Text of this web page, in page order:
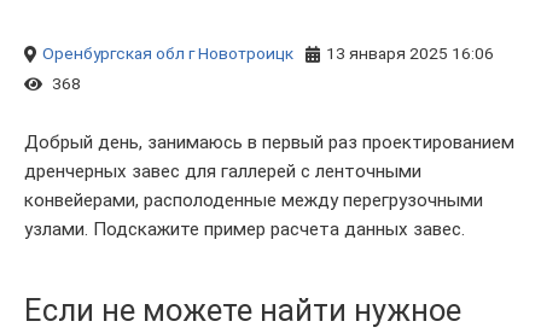
Оренбургская обл г Новотроицк
13 января 2025 16:06
368
Добрый день, занимаюсь в первый раз проектированием
дренчерных завес для галлерей с ленточными
конвейерами, располоденные между перегрузочными
узлами. Подскажите пример расчета данных завес.
Если не можете найти нужное